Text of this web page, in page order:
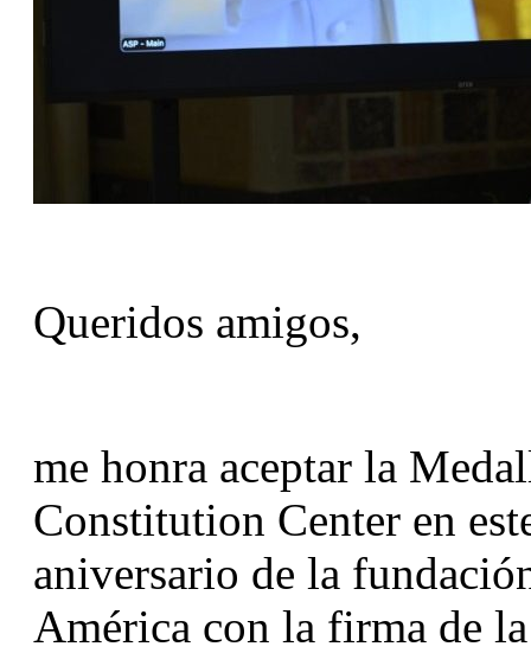
Queridos amigos,
me honra aceptar la
Constitution Center en
aniversario de la
América con la firma de